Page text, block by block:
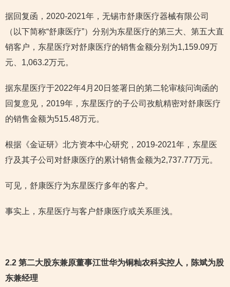
据回复函，2020-2021年，无锡市舒康医疗器械有限公司
（以下简称“舒康医疗”）分别为东星医疗的第三大、第五大直
销客户，东星医疗对舒康医疗的销售金额分别为1,159.09万
元、1,063.2万元。
据东星医疗于2022年4月20日签署日的第二轮审核问询函的
回复意见，2019年，东星医疗的子公司孜航精密对舒康医疗
的销售金额为515.48万元。
根据《金证研》北方资本中心研究，2019-2021年，东星医
疗及其子公司对舒康医疗的累计销售金额为2,737.77万元。
可见，舒康医疗为东星医疗多年的客户。
事实上，东星医疗与客户舒康医疗或关系匪浅。
2.2 第二大股东兼原董事江世华为铜籼农科实控人，陈斌为股
东兼经理